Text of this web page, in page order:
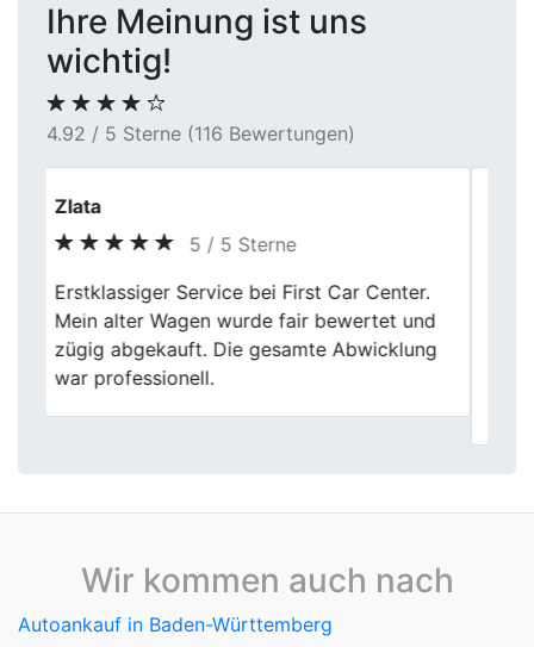
Ihre Meinung ist uns
wichtig!
4.92 / 5 Sterne (116 Bewertungen)
Heinrich Baumann
5 / 5 Sterne
Nach meiner Erfahrung arbeitet das First
Car Center sehr strukturiert. Die
Bewertung erfolgte sachlich, Rückfragen
wurden ruhig und verständlich
Previous
Wir kommen auch nach
Autoankauf in Baden-Württemberg